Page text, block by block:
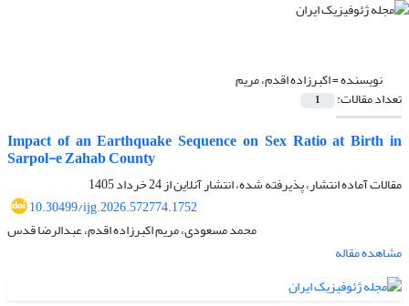
نویسنده =اکبرزاده اقدم، مریم
تعداد مقالات: 1
Impact of an Earthquake Sequence on Sex Ratio at Birth in
Sarpol-e Zahab County
مقالات آماده انتشار، پذیرفته شده، انتشار آنلاین از24 خرداد 1405
10.30499/ijg.2026.572774.1752
محمد مسعودی، مریم اکبرزاده اقدم، عبدالرضا قدس
مشاهده مقاله